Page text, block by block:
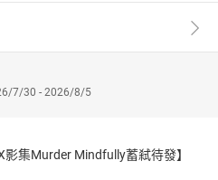
7/30 - 2026/8/5
影集Murder Mindfully蓄弒待發】